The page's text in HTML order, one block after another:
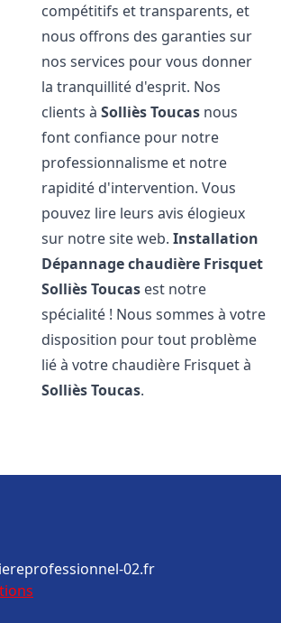
compétitifs et transparents, et
nous offrons des garanties sur
nos services pour vous donner
la tranquillité d'esprit. Nos
clients àSolliès Toucas nous
font confiance pour notre
professionnalisme et notre
rapidité d'intervention. Vous
pouvez lire leurs avis élogieux
sur notre site web.Installation
Dépannage chaudière Frisquet
Solliès Toucas est notre
spécialité ! Nous sommes à votre
disposition pour tout problème
lié à votre chaudière Frisquet à
Solliès Toucas.
02.fr